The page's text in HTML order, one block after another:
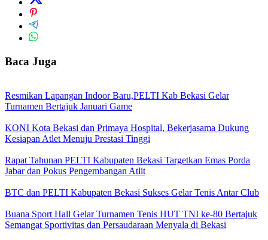
Baca Juga
Resmikan Lapangan Indoor Baru,PELTI Kab Bekasi Gelar
Turnamen Bertajuk Januari Game
KONI Kota Bekasi dan Primaya Hospital, Bekerjasama Dukung
Kesiapan Atlet Menuju Prestasi Tinggi
Rapat Tahunan PELTI Kabupaten Bekasi Targetkan Emas Porda
Jabar dan Pokus Pengembangan Atlit
BTC dan PELTI Kabupaten Bekasi Sukses Gelar Tenis Antar Club
Buana Sport Hall Gelar Turnamen Tenis HUT TNI ke-80 Bertajuk
Semangat Sportivitas dan Persaudaraan Menyala di Bekasi